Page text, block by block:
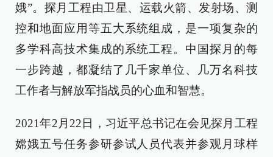
娥”。探月工程由卫星、运载火箭、发射场、测
控和地面应用等五大系统组成，是一项复杂的
多学科高技术集成的系统工程。中国探月的每
一步跨越，都凝结了几千家单位、几万名科技
工作者与解放军指战员的心血和智慧。
2021年2月22日，习近平总书记在会见探月工程
嫦娥五号任务参研参试人员代表并参观月球样